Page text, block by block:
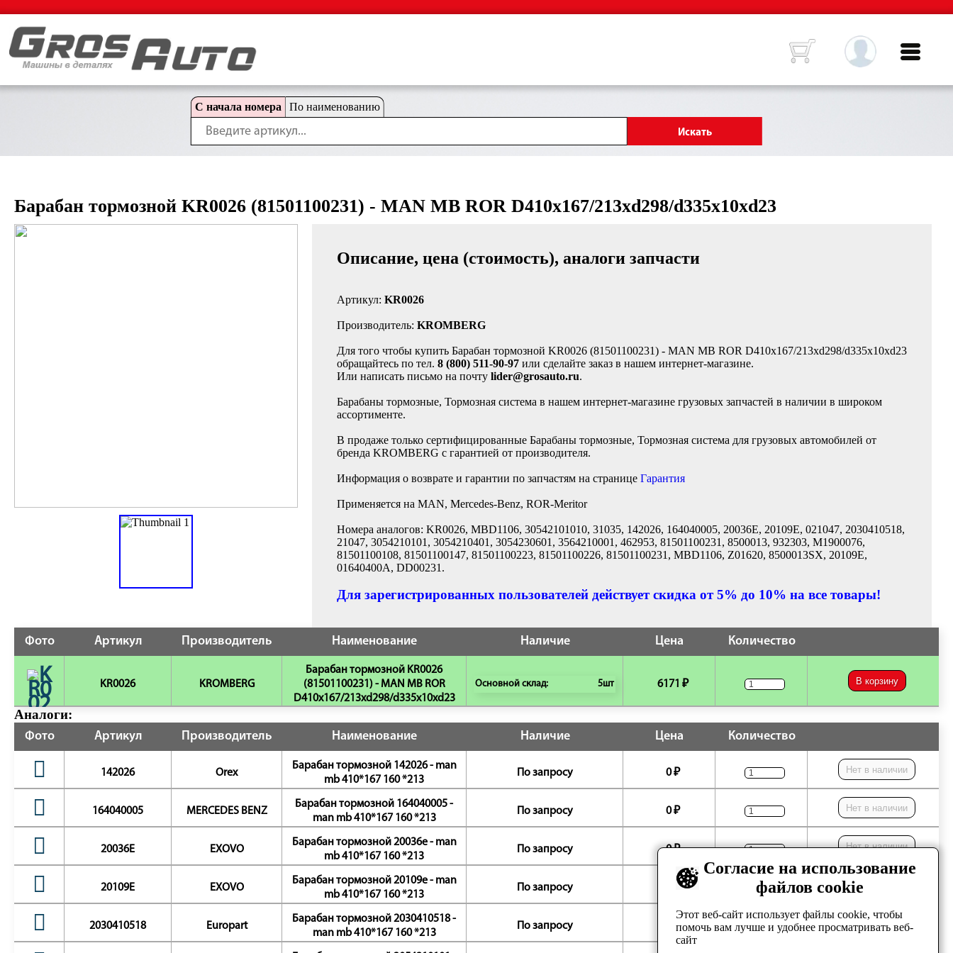
С начала номера По наименованию
Барабан тормозной KR0026 (81501100231) - MAN MB ROR D410x167/213xd298/d335x10xd23
Описание, цена (стоимость), аналоги запчасти
Артикул: KR0026
Производитель: KROMBERG
Для того чтобы купить Барабан тормозной KR0026 (81501100231) - MAN MB ROR D410x167/213xd298/d335x10xd23
обращайтесь по тел. 8 (800) 511-90-97 или сделайте заказ в нашем интернет-магазине.
Или написать письмо на почту lider@grosauto.ru.
Барабаны тормозные, Тормозная система в нашем интернет-магазине грузовых запчастей в наличии в широком
ассортименте.
В продаже только сертифицированные Барабаны тормозные, Тормозная система для грузовых автомобилей от
бренда KROMBERG с гарантией от производителя.
Информация о возврате и гарантии по запчастям на странице Гарантия
Применяется на MAN, Mercedes-Benz, ROR-Meritor
Номера аналогов: KR0026, MBD1106, 30542101010, 31035, 142026, 164040005, 20036E, 20109E, 021047, 2030410518,
21047, 3054210101, 3054210401, 3054230601, 3564210001, 462953, 81501100231, 8500013, 932303, M1900076,
81501100108, 81501100147, 81501100223, 81501100226, 81501100231, MBD1106, Z01620, 8500013SX, 20109E,
01640400A, DD00231.
Для зарегистрированных пользователей действует скидка от 5% до 10% на все товары!
Фото Артикул Производитель Наименование Наличие Цена Количество
KR0026 KROMBERG
Барабан тормозной KR0026
(81501100231) - MAN MB ROR
D410x167/213xd298/d335x10xd23
Основной склад: 5шт 6171 ₽ В корзину
Аналоги:
Фото Артикул Производитель Наименование Наличие Цена Количество
142026 Orex
Барабан тормозной 142026 - man
mb 410*167 160 *213
По запросу 0 ₽ Нет в наличии
164040005 MERCEDES BENZ
Барабан тормозной 164040005 -
man mb 410*167 160 *213
По запросу 0 ₽ Нет в наличии
20036E EXOVO
Барабан тормозной 20036e - man
mb 410*167 160 *213
По запросу 0 ₽ Нет в наличии
20109E EXOVO
Барабан тормозной 20109e - man
mb 410*167 160 *213
По запросу 0 ₽ Нет в наличии
2030410518 Europart
Барабан тормозной 2030410518 -
man mb 410*167 160 *213
По запросу 0 ₽ Нет в наличии
Согласие на использование
файлов cookie
Этот веб-сайт использует файлы cookie, чтобы
помочь вам лучше и удобнее просматривать веб-
сайт